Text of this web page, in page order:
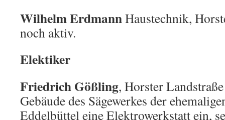
Wilhelm ErdmannHaustechnik,
noch aktiv.
Elektiker
Friedrich Gößling, Horster
Gebäude des Sägewerkes der
Eddelbüttel eine Elektrowerkstatt ein,